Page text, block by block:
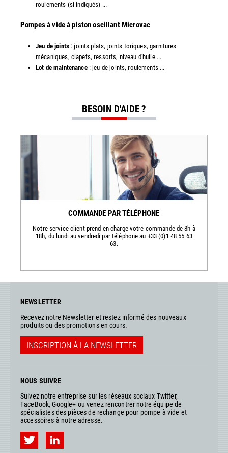
roulements (si indiqués) ...
​​Pompes à vide à piston oscillant Microvac
Jeu de joints: joints plats, joints toriques, garnitures
mécaniques, clapets, ressorts, niveau d'huile ...
Lot de maintenance: jeu de joints, roulements ...
BESOIN D'AIDE ?
COMMANDE PAR TÉLÉPHONE
Notre service client prend en charge votre commande de 8h à
18h, du lundi au vendredi par téléphone au +33 (0)1 48 55 63
63.
NEWSLETTER
Recevez notre Newsletter et restez informé des nouveaux
produits ou des promotions en cours.
INSCRIPTION À LA NEWSLETTER
NOUS SUIVRE
Suivez notre entreprise sur les réseaux sociaux Twitter,
FaceBook, Google+ ou venez rencontrer notre équipe de
spécialistes des pièces de rechange pour pompe à vide et
accessoires à notre adresse.